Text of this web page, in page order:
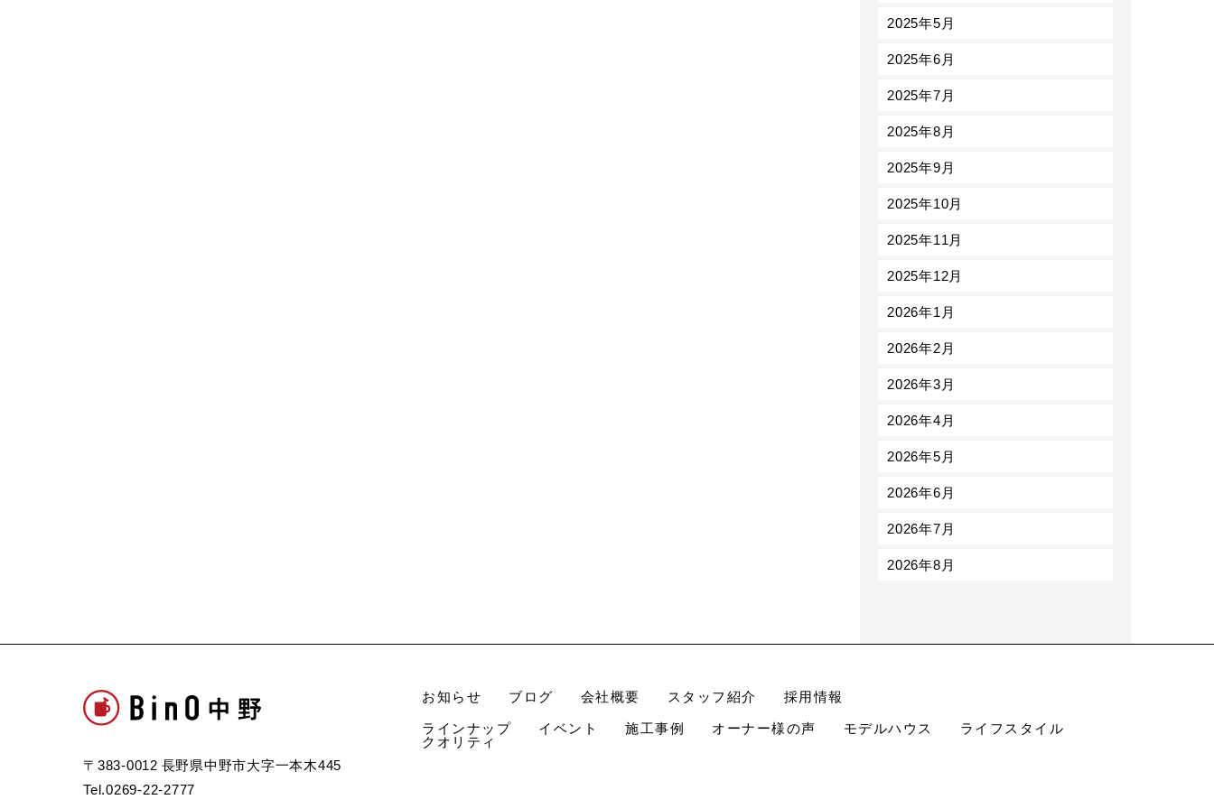
2025年5月
2025年6月
2025年7月
2025年8月
2025年9月
2025年10月
2025年11月
2025年12月
2026年1月
2026年2月
2026年3月
2026年4月
2026年5月
2026年6月
2026年7月
2026年8月
〒383-0012 長野県中野市大字一本木445
Tel.0269-22-2777
お知らせ ブログ 会社概要 スタッフ紹介
採用情報
ラインナップ
イベント 施工事例 オーナー様の声 モデルハウス ライフスタイル
クオリティ